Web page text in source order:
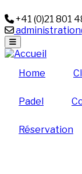
Téléphone
+41 (0)21 801
Email
Home
Padel
Réservation